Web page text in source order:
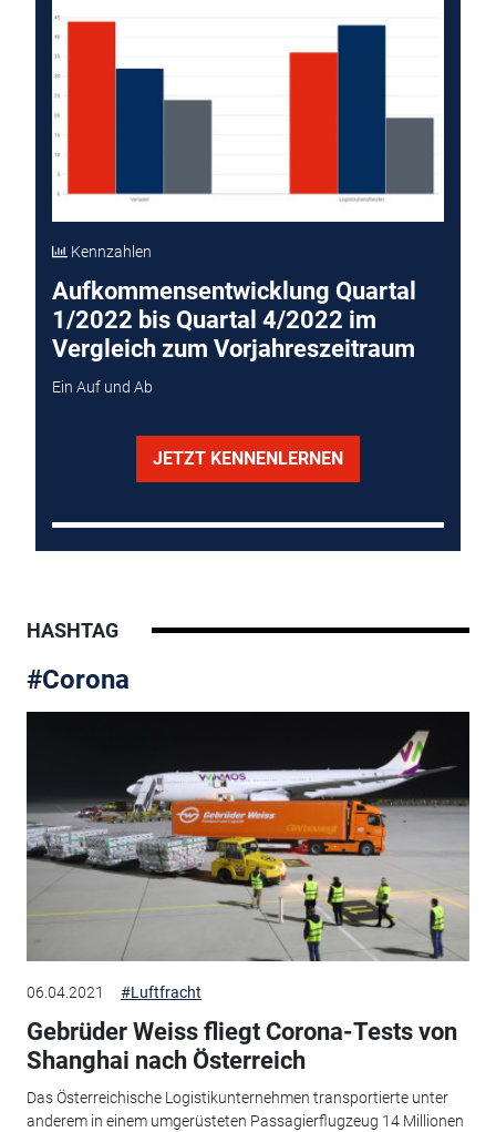
Kennzahlen
Aufkommensentwicklung Quartal
1/2022 bis Quartal 4/2022 im
Vergleich zum Vorjahreszeitraum
Ein Auf und Ab
JETZT KENNENLERNEN
HASHTAG
#Corona
06.04.2021 #Luftfracht
Gebrüder Weiss fliegt Corona-Tests von
Shanghai nach Österreich
Das Österreichische Logistikunternehmen transportierte unter
anderem in einem umgerüsteten Passagierflugzeug 14 Millionen